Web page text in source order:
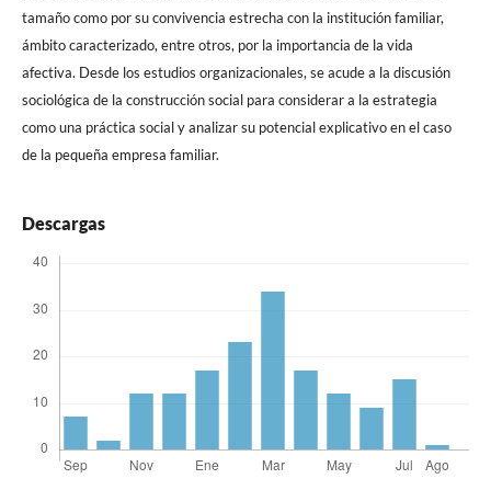
tamaño como por su convivencia estrecha con la institución familiar,
ámbito caracterizado, entre otros, por la importancia de la vida
afectiva. Desde los estudios organizacionales, se acude a la discusión
sociológica de la construcción social para considerar a la estrategia
como una práctica social y analizar su potencial explicativo en el caso
de la pequeña empresa familiar.
Descargas